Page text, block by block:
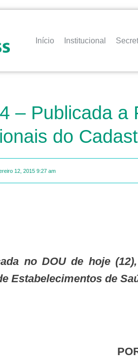
Início Institucional
– Publicada a
do
12, 2015 9:27 am
Estabelecimentos de